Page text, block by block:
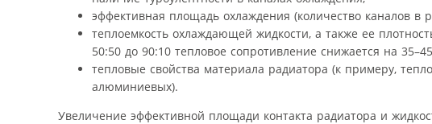
эффективная площадь охлаждения (количество каналов в
теплоемкость охлаждающей жидкости, а также ее
50:50 до 90:10 тепловое сопротивление снижается на
тепловые свойства материала радиатора (к примеру,
алюминиевых).
Увеличение эффективной площади контакта радиатора и